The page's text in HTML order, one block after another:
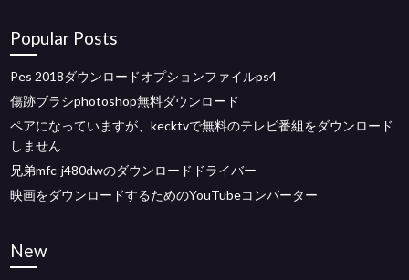
Popular Posts
Pes 2018ダウンロードオプションファイルps4
傷跡ブラシphotoshop無料ダウンロード
ペアになっていますが、kecktvで無料のテレビ番組をダウンロード
しません
兄弟mfc-j480dwのダウンロードドライバー
映画をダウンロードするためのYouTubeコンバーター
New